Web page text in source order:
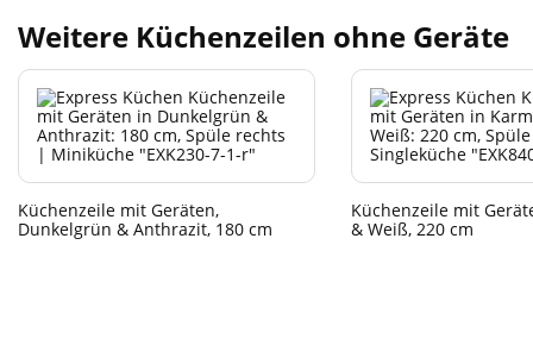
Weitere Küchenzeilen ohne Geräte
Küchenzeile mit Geräten,
Dunkelgrün & Anthrazit, 180 cm
Küchenzeile mit
& Weiß, 220 cm